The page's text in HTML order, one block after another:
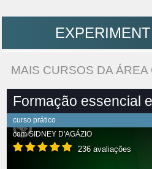
MAIS CURSOS DA ÁREA
Formação essencial
curso prático
comSIDNEY D'AGÁZIO
236 avaliações